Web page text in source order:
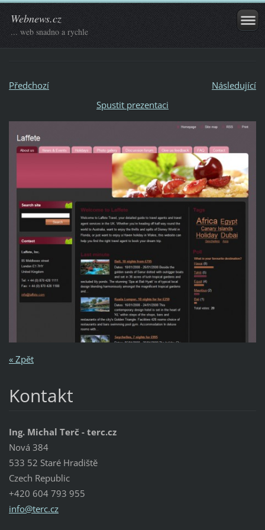
Webnews.cz
... web snadno a rychle
Předchozí
Následující
Spustit prezentaci
« Zpět
Kontakt
Ing. Michal Terč - terc.cz
Nová 384
533 52 Staré Hradiště
Czech Republic
+420 604 793 955
info@terc.cz